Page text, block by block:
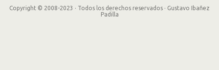
Copyright © 2008-2023 · Todos los derechos reservados · Gustavo Ibañez
Padilla